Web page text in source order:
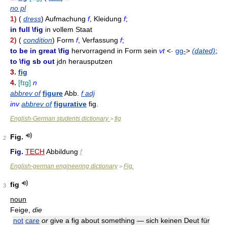
no pl
1) ( dress) Aufmachung f, Kleidung f;
in full \fig in vollem Staat
2) ( condition) Form f, Verfassung f;
to be in great \fig hervorragend in Form sein vt<- gg-> (dated);
to \fig sb out jdn herausputzen
3. fig
4. [fɪg] n
abbrev of figureAbb. f adj
inv abbrev of figurative fig.
English-German students dictionary> fig
2
Fig.
Fig. TECH Abbildung f
English-german engineering dictionary> Fig.
3
fig
noun
Feige, die
not care or give a fig about something — sich keinen Deut für